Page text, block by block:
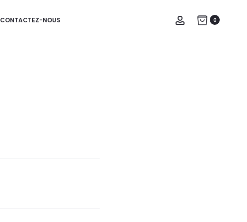
CONTACTEZ-NOUS Account0